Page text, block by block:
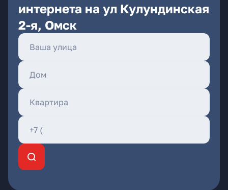
интернета на ул Кулундинская
2-я, Омск